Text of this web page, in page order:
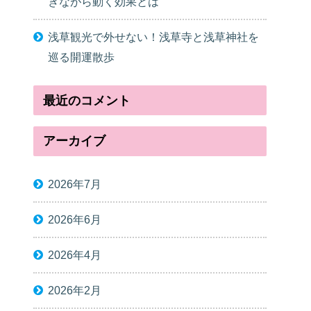
浅草観光で外せない！浅草寺と浅草神社を
巡る開運散歩
最近のコメント
アーカイブ
2026年7月
2026年6月
2026年4月
2026年2月